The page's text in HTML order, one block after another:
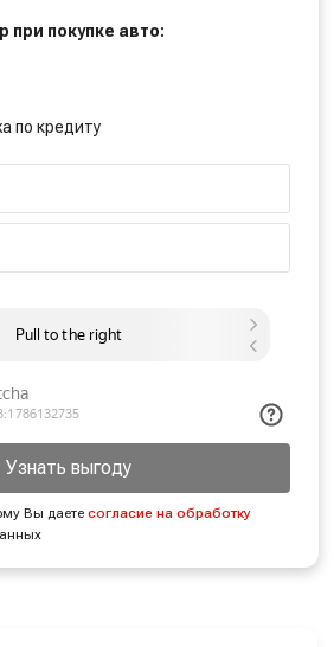
при покупке авто:
по кредиту
Узнать выгоду
Вы даетесогласие на обработку